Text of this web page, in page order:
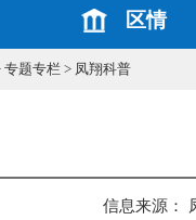
区情
专题专栏 > 凤翔科普
信息来源：